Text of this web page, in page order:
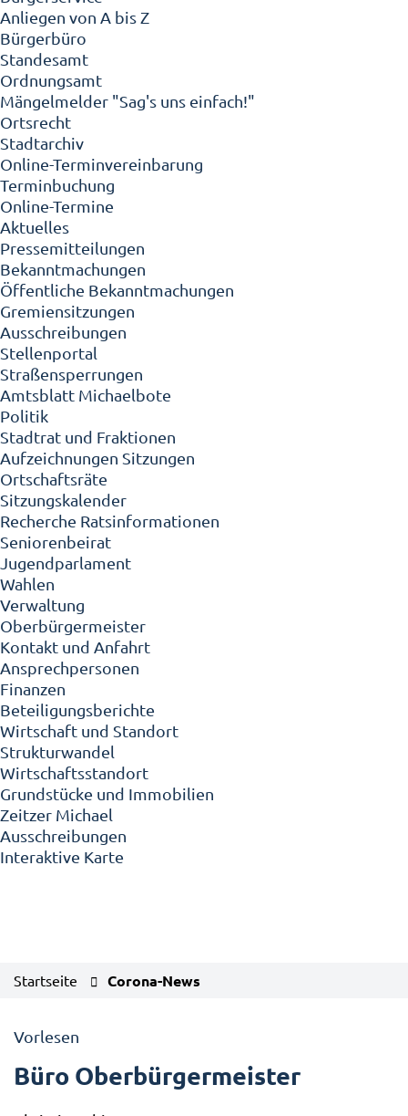
Anliegen von A bis Z
Bürgerbüro
Standesamt
Ordnungsamt
Mängelmelder "Sag's uns einfach!"
Ortsrecht
Stadtarchiv
Online-Terminvereinbarung
Terminbuchung
Online-Termine
Aktuelles
Pressemitteilungen
Bekanntmachungen
Öffentliche Bekanntmachungen
Gremiensitzungen
Ausschreibungen
Stellenportal
Straßensperrungen
Amtsblatt Michaelbote
Politik
Stadtrat und Fraktionen
Aufzeichnungen Sitzungen
Ortschaftsräte
Sitzungskalender
Recherche Ratsinformationen
Seniorenbeirat
Jugendparlament
Wahlen
Verwaltung
Oberbürgermeister
Kontakt und Anfahrt
Ansprechpersonen
Finanzen
Beteiligungsberichte
Wirtschaft und Standort
Strukturwandel
Wirtschaftsstandort
Grundstücke und Immobilien
Zeitzer Michael
Ausschreibungen
Interaktive Karte
Startseite Corona-News
Vorlesen
Büro Oberbürgermeister